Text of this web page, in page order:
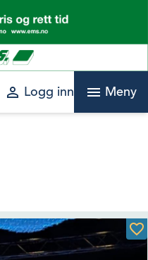
perm_identity Logg inn menu Meny